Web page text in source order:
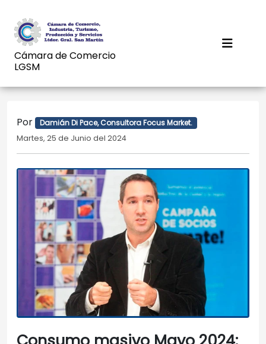
Cámara de Comercio
LGSM
Por
Damián Di Pace, Consultora Focus Market.
Martes, 25 de Junio del 2024